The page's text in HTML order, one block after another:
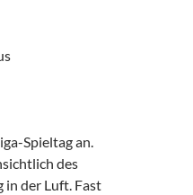
Spieltag an.
des
in der Luft. Fast